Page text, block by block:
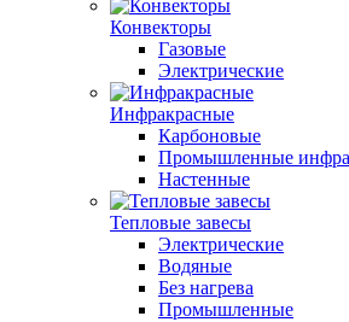
Конвекторы
Газовые
Электрические
Инфракрасные
Карбоновые
Промышленные
Настенные
Тепловые завесы
Электрические
Водяные
Без нагрева
Промышленные